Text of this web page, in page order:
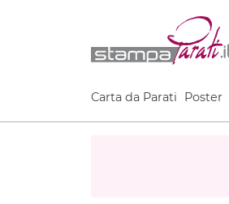
Carta da Parati Poster